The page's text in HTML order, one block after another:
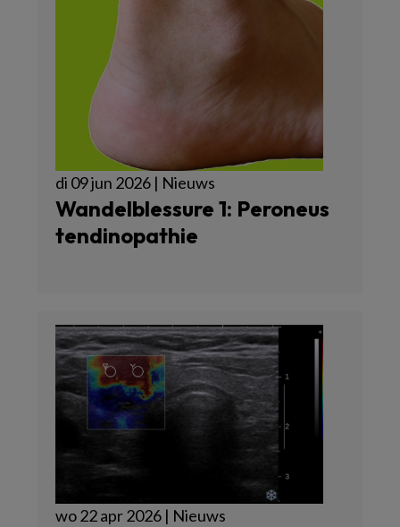
di 09 jun 2026 | Nieuws
Wandelblessure 1: Peroneus
tendinopathie
wo 22 apr 2026 | Nieuws